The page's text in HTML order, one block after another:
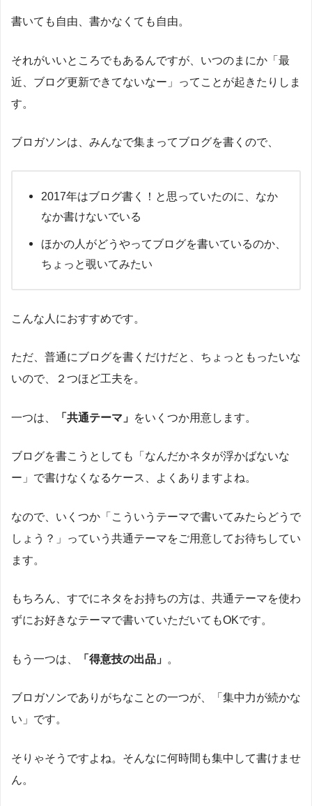
書いても自由、書かなくても自由。
それがいいところでもあるんですが、いつのまにか「最
近、ブログ更新できてないなー」ってことが起きたりしま
す。
ブロガソンは、みんなで集まってブログを書くので、
2017年はブログ書く！と思っていたのに、なか
なか書けないでいる
ほかの人がどうやってブログを書いているのか、
ちょっと覗いてみたい
こんな人におすすめです。
ただ、普通にブログを書くだけだと、ちょっともったいな
いので、２つほど工夫を。
一つは、 「共通テーマ」 をいくつか用意します。
ブログを書こうとしても「なんだかネタが浮かばないな
ー」で書けなくなるケース、よくありますよね。
なので、いくつか「こういうテーマで書いてみたらどうで
しょう？」っていう共通テーマをご用意してお待ちしてい
ます。
もちろん、すでにネタをお持ちの方は、共通テーマを使わ
ずにお好きなテーマで書いていただいてもOKです。
もう一つは、 「得意技の出品」 。
ブロガソンでありがちなことの一つが、「集中力が続かな
い」です。
そりゃそうですよね。そんなに何時間も集中して書けませ
ん。